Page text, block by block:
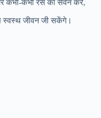
कभी-कभी रस का सेवन करें,
जीवन जी सकेंगे।